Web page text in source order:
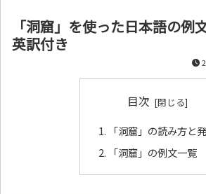
「洞窟」を使った日本語の例
英訳付き
目次
「洞窟」の読み方と
「洞窟」の例文一覧